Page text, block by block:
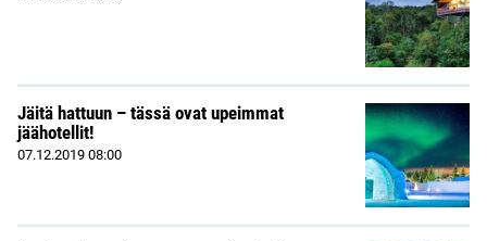
Jäitä hattuun – tässä ovat upeimmat
jäähotellit!
07.12.2019 08:00